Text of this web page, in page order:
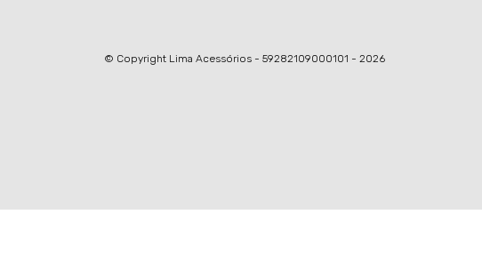
© Copyright Lima Acessórios - 59282109000101 - 2026